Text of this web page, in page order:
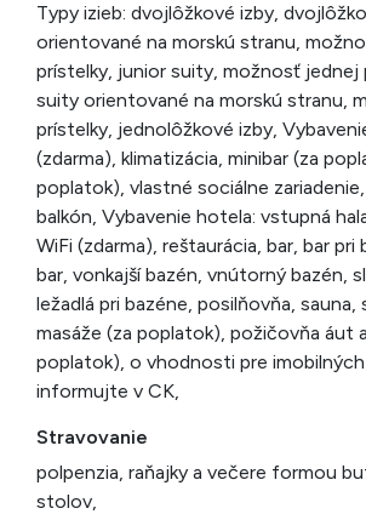
Typy izieb: dvojlôžkové izby,
orientované na morskú stranu,
prístelky, junior suity, možnosť jednej
suity orientované na morskú stranu,
prístelky, jednolôžkové izby,
(zdarma), klimatizácia, minibar (za
poplatok), vlastné sociálne
balkón, Vybavenie hotela: vstupná
WiFi (zdarma), reštaurácia, bar, bar pri
bar, vonkajší bazén, vnútorný bazén,
ležadlá pri bazéne, posilňovňa, sauna,
masáže (za poplatok), požičovňa áut
poplatok), o vhodnosti pre
informujte v CK,
Stravovanie
polpenzia, raňajky a večere formou
stolov,